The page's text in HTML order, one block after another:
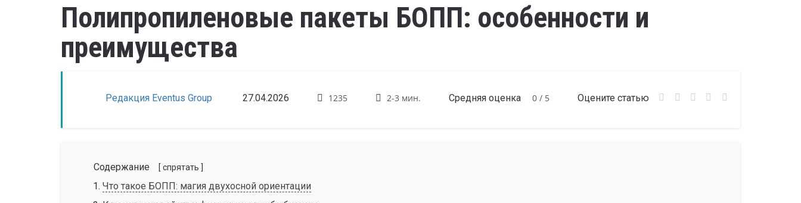
Полипропиленовые пакеты БОПП: особенности и
преимущества
Редакция Eventus Group 27.04.2026 1235 2-3 мин. Средняя оценка 0 / 5 Оцените статью
Содержание [ спрятать ]
Что такое БОПП: магия двухосной ориентации